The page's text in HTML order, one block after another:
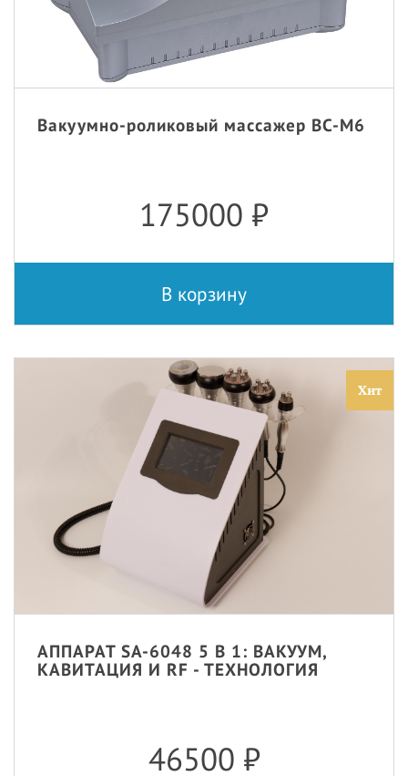
Вакуумно-роликовый массажер BC-M6
175000 ₽
В корзину
Хит
АППАРАТ SA-6048 5 В 1: ВАКУУМ,
КАВИТАЦИЯ И RF - ТЕХНОЛОГИЯ
46500 ₽